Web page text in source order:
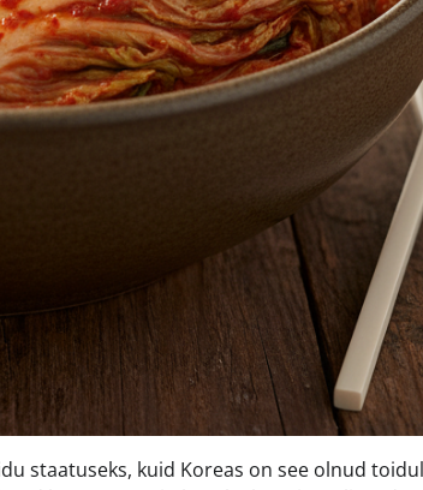
staatuseks, kuid Koreas on see olnud